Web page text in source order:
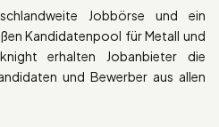
Jobbörse und ein
Kandidatenpool für Metall und
erhalten Jobanbieter die
und Bewerber aus allen